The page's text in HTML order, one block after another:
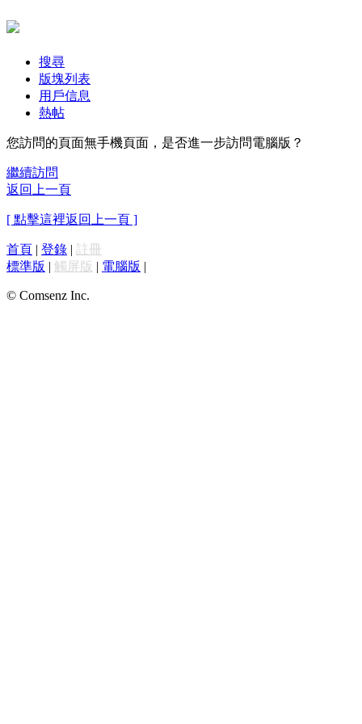
搜尋
版塊列表
用戶信息
熱帖
您訪問的頁面無手機頁面，是否進一步訪問電腦版？
繼續訪問
返回上一頁
[ 點擊這裡返回上一頁 ]
首頁 | 登錄 | 註冊
標準版 | 觸屏版 | 電腦版 |
© Comsenz Inc.